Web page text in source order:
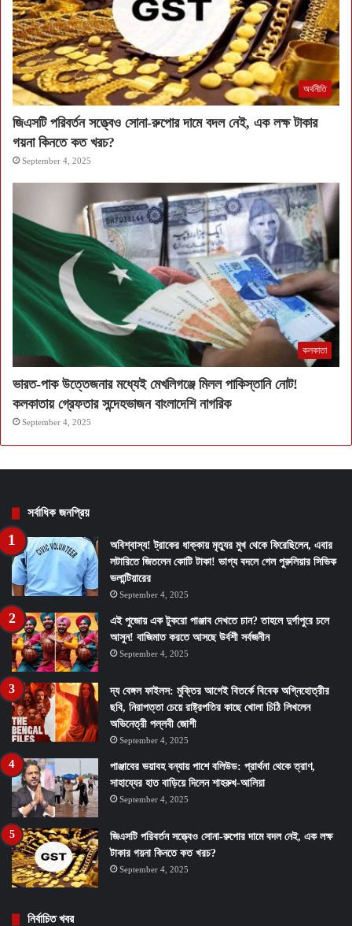
অর্থনীতি
জিএসটি পরিবর্তন সত্ত্বেও সোনা-রুপোর দামে বদল নেই, এক লক্ষ টাকার
গয়না কিনতে কত খরচ?
September 4, 2025
কলকাতা
ভারত-পাক উত্তেজনার মধ্যেই মেখলিগঞ্জে মিলল পাকিস্তানি নোট!
কলকাতায় গ্রেফতার সন্দেহভাজন বাংলাদেশি নাগরিক
September 4, 2025
সর্বাধিক জনপ্রিয়
অবিশ্বাস্য! ট্রাকের ধাক্কায় মৃত্যুর মুখ থেকে ফিরেছিলেন, এবার
লটারিতে জিতলেন কোটি টাকা! ভাগ্য বদলে গেল পুরুলিয়ার সিভিক
ভলান্টিয়ারের
September 4, 2025
এই পুজোয় এক টুকরো পাঞ্জাব দেখতে চান? তাহলে দুর্গাপুরে চলে
আসুন! বাজিমাত করতে আসছে উর্বশী সর্বজনীন
September 4, 2025
দ্য বেঙ্গল ফাইলস: মুক্তির আগেই বিতর্কে বিবেক অগ্নিহোত্রীর
ছবি, নিরাপত্তা চেয়ে রাষ্ট্রপতির কাছে খোলা চিঠি লিখলেন
অভিনেত্রী পল্লবী জোশী
September 4, 2025
পাঞ্জাবের ভয়াবহ বন্যায় পাশে বলিউড: প্রার্থনা থেকে ত্রাণ,
সাহায্যের হাত বাড়িয়ে দিলেন শাহরুখ-আলিয়া
September 4, 2025
জিএসটি পরিবর্তন সত্ত্বেও সোনা-রুপোর দামে বদল নেই, এক লক্ষ
টাকার গয়না কিনতে কত খরচ?
September 4, 2025
নির্বাচিত খবর